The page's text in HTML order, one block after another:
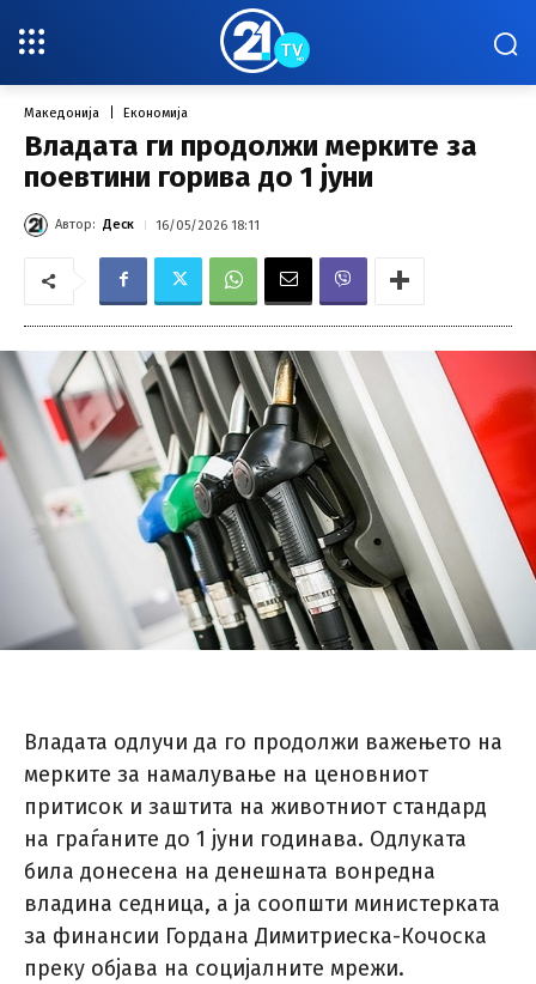
Македонија Економија
Владата ги продолжи мерките за
поевтини горива до 1 јуни
Автор: Деск 16/05/2026 18:11
Владата одлучи да го продолжи важењето на
мерките за намалување на ценовниот
притисок и заштита на животниот стандард
на граѓаните до 1 јуни годинава. Одлуката
била донесена на денешната вонредна
владина седница, а ја соопшти министерката
за финансии Гордана Димитриеска-Кочоска
преку објава на социјалните мрежи.